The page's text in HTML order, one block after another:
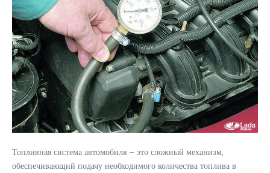
Топливная система автомобиля – это сложный механизм,
обеспечивающий подачу необходимого количества топлива в